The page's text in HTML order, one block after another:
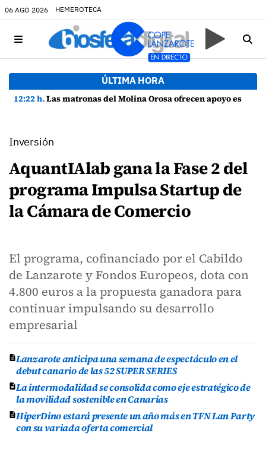
06 AGO 2026 HEMEROTECA
ÚLTIMA HORA
12:22 h.Las matronas del Molina Orosa ofrecen apoyo especializado a la lactancia materna las 24 horas del día
Inversión
AquantIAlab gana la Fase 2 del
programa Impulsa Startup de
la Cámara de Comercio
El programa, cofinanciado por el Cabildo
de Lanzarote y Fondos Europeos, dota con
4.800 euros a la propuesta ganadora para
continuar impulsando su desarrollo
empresarial
Lanzarote anticipa una semana de espectáculo en el
debut canario de las 52 SUPER SERIES
La intermodalidad se consolida como eje estratégico de
la movilidad sostenible en Canarias
HiperDino estará presente un año más en TFN Lan Party
con su variada oferta comercial